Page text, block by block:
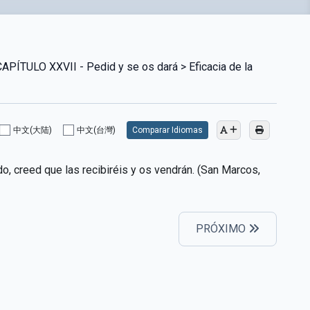
XXVII - Pedid y se os dará > Eficacia de la
中文(大陆) 中文(台灣) Comparar Idiomas
creed que las recibiréis y os vendrán. (San Marcos,
PRÓXIMO